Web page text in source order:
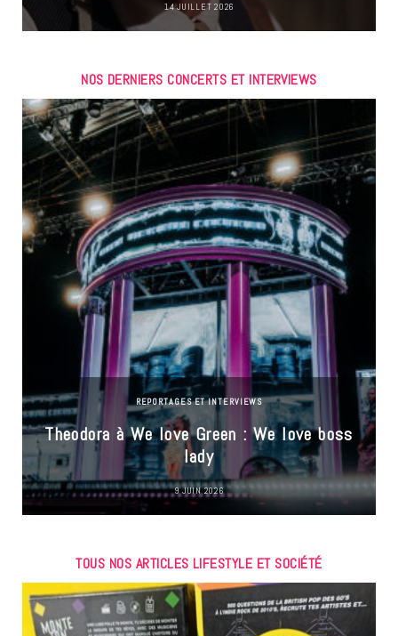
14 JUILLET 2026
NOS DERNIERS CONCERTS ET INTERVIEWS
REPORTAGES ET INTERVIEWS
Theodora à We love Green : We love boss
lady
9 JUIN 2026
TOUS NOS ARTICLES LIFESTYLE ET SOCIÉTÉ